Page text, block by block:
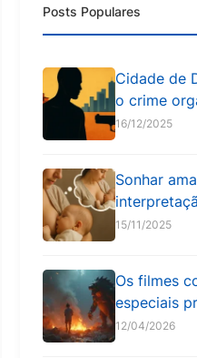
Posts Populares
Cidade de
o crime
16/12/2025
Sonhar
15/11/2025
Os filmes
especiais
12/04/2026